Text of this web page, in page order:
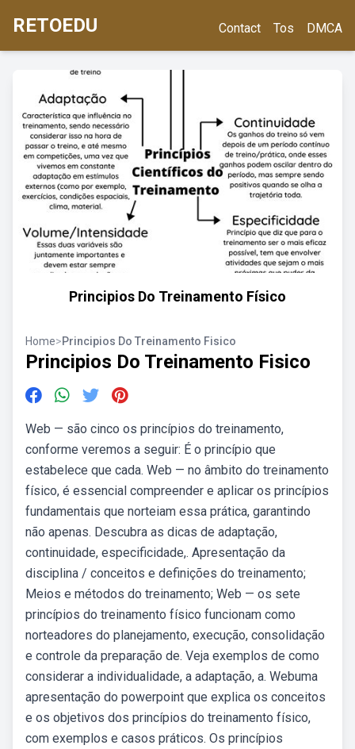
RETOEDU Contact Tos DMCA
Principios Do Treinamento Físico
Home>Principios Do Treinamento Fisico
Principios Do Treinamento Fisico
Web — são cinco os princípios do treinamento,
conforme veremos a seguir: É o princípio que
estabelece que cada. Web — no âmbito do treinamento
físico, é essencial compreender e aplicar os princípios
fundamentais que norteiam essa prática, garantindo
não apenas. Descubra as dicas de adaptação,
continuidade, especificidade,. Apresentação da
disciplina / conceitos e definições do treinamento;
Meios e métodos do treinamento; Web — os sete
princípios do treinamento físico funcionam como
norteadores do planejamento, execução, consolidação
e controle da preparação de. Veja exemplos de como
considerar a individualidade, a adaptação, a. Webuma
apresentação do powerpoint que explica os conceitos
e os objetivos dos princípios do treinamento físico,
com exemplos e casos práticos. Os princípios